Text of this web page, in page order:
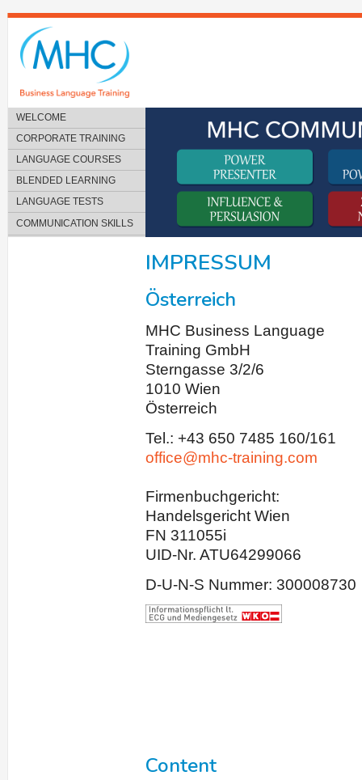
WELCOME
CORPORATE TRAINING
LANGUAGE COURSES
BLENDED LEARNING
LANGUAGE TESTS
COMMUNICATION SKILLS
IMPRESSUM
Österreich
MHC Business Language
Training GmbH
Sterngasse 3/2/6
1010 Wien
Österreich
Tel.: +43 650 7485 160/161
office@mhc-training.com
Firmenbuchgericht:
Handelsgericht Wien
FN 311055i
UID-Nr. ATU64299066
D-U-N-S Nummer: 300008730
Content